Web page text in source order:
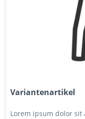
Variantenartikel
Lorem ipsum dolor sit